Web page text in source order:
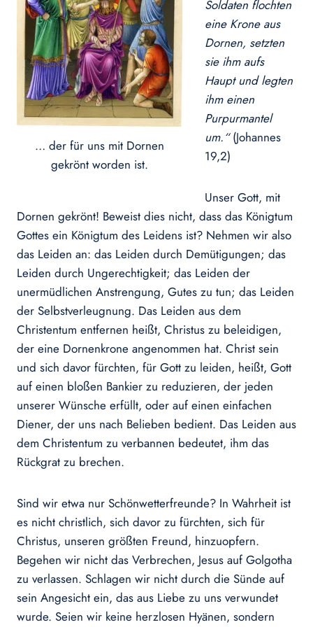
… der für uns mit Dornen
gekrönt worden ist.
Soldaten flochten
eine Krone aus
Dornen, setzten
sie ihm aufs
Haupt und legten
ihm einen
Purpurmantel
um.“(Johannes
19,2)
Unser Gott, mit
Dornen gekrönt! Beweist dies nicht, dass das Königtum
Gottes ein Königtum des Leidens ist? Nehmen wir also
das Leiden an: das Leiden durch Demütigungen; das
Leiden durch Ungerechtigkeit; das Leiden der
unermüdlichen Anstrengung, Gutes zu tun; das Leiden
der Selbstverleugnung. Das Leiden aus dem
Christentum entfernen heißt, Christus zu beleidigen,
der eine Dornenkrone angenommen hat. Christ sein
und sich davor fürchten, für Gott zu leiden, heißt, Gott
auf einen bloßen Bankier zu reduzieren, der jeden
unserer Wünsche erfüllt, oder auf einen einfachen
Diener, der uns nach Belieben bedient. Das Leiden aus
dem Christentum zu verbannen bedeutet, ihm das
Rückgrat zu brechen.
Sind wir etwa nur Schönwetterfreunde? In Wahrheit ist
es nicht christlich, sich davor zu fürchten, sich für
Christus, unseren größten Freund, hinzuopfern.
Begehen wir nicht das Verbrechen, Jesus auf Golgotha
zu verlassen. Schlagen wir nicht durch die Sünde auf
sein Angesicht ein, das aus Liebe zu uns verwundet
wurde. Seien wir keine herzlosen Hyänen, sondern